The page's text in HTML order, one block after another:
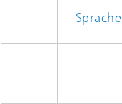
Sprache